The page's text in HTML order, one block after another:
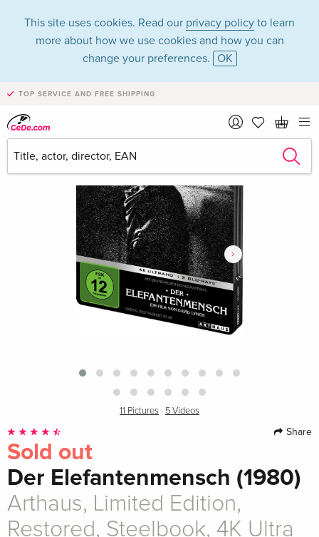
This site uses cookies. Read our privacy policy to learn
more about how we use cookies and how you can
change your preferences. OK
TOP SERVICE AND FREE SHIPPING
›
11 Pictures · 5 Videos
Share
Sold out
Der Elefantenmensch (1980)
Arthaus, Limited Edition,
Restored, Steelbook, 4K Ultra